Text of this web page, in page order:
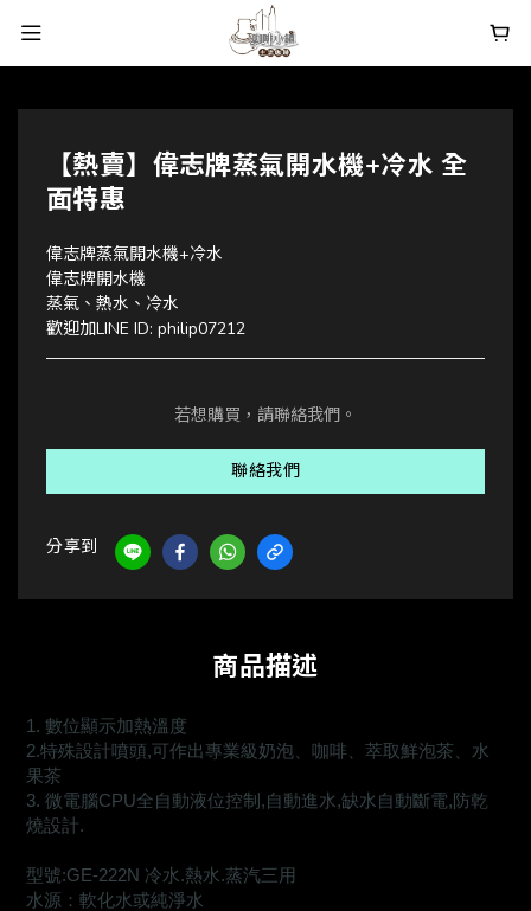
【熱賣】偉志牌蒸氣開水機+冷水 全
面特惠
偉志牌蒸氣開水機+冷水
偉志牌開水機
蒸氣、熱水、冷水
歡迎加LINE ID: philip07212
若想購買，請聯絡我們。
聯絡我們
分享到
商品描述
1. 數位顯示加熱溫度
2.特殊設計噴頭,可作出專業級奶泡、咖啡、萃取鮮泡茶、水
果茶
3. 微電腦CPU全自動液位控制,自動進水,缺水自動斷電,防乾
燒設計.
型號:GE-222N 冷水.熱水.蒸汽三用
水源：軟化水或純淨水